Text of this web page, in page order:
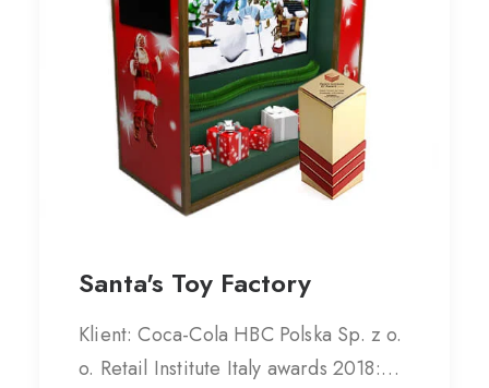
Santa's Toy Factory
Klient: Coca-Cola HBC Polska Sp. z o.
o. Retail Institute Italy awards 2018:…